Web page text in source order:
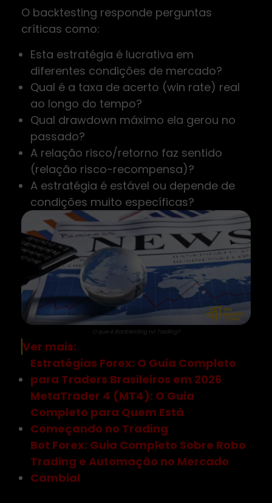
O backtesting responde perguntas
críticas como:
Esta estratégia é lucrativa em
diferentes condições de mercado?
Qual é a taxa de acerto (win rate) real
ao longo do tempo?
Qual drawdown máximo ela gerou no
passado?
A relação risco/retorno faz sentido
(relação risco-recompensa)?
A estratégia é estável ou depende de
condições muito específicas?
O que é Backtesting no Trading?
Ver mais:
Estratégias Forex: O Guia Completo
para Traders Brasileiros em 2026
MetaTrader 4 (MT4): O Guia
Completo para Quem Está
Começando no Trading
Bot Forex: Guia Completo Sobre Robo
Trading e Automação no Mercado
Cambial